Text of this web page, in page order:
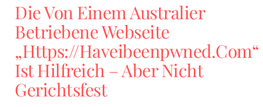
Die Von Einem Australier
Betriebene Webseite
„https://haveibeenpwned.com“
Ist Hilfreich – Aber Nicht
Gerichtsfest